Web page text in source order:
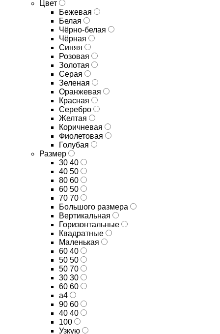
Цвет
Бежевая
Белая
Чёрно-белая
Чёрная
Синяя
Розовая
Золотая
Серая
Зеленая
Оранжевая
Красная
Серебро
Желтая
Коричневая
Фиолетовая
Голубая
Размер
30 40
40 50
80 60
60 50
70 70
Большого размера
Вертикальная
Горизонтальные
Квадратные
Маленькая
60 40
50 50
50 70
30 30
60 60
а4
90 60
40 40
100
Узкую